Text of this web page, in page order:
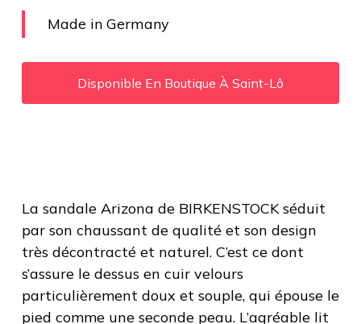
Made in Germany
Disponible En Boutique À Saint-Lô
La sandale Arizona de BIRKENSTOCK séduit
par son chaussant de qualité et son design
très décontracté et naturel. C’est ce dont
s’assure le dessus en cuir velours
particulièrement doux et souple, qui épouse le
pied comme une seconde peau. L’agréable lit